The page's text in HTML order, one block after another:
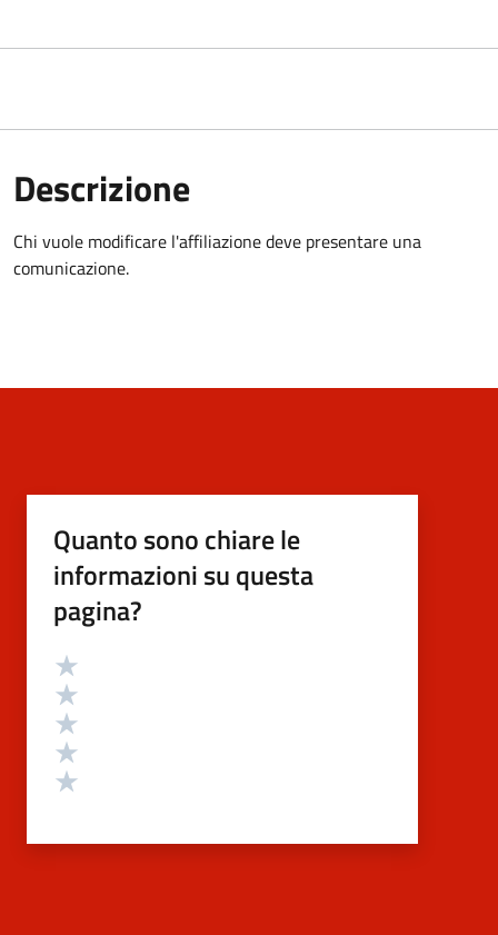
Descrizione
Chi vuole modificare l'affiliazione deve presentare una
comunicazione.
Quanto sono chiare le
informazioni su questa
pagina?
Valutazione